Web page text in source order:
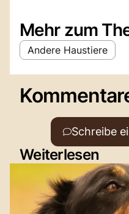
Mehr zum
Andere Haustiere
Schreibe
Weiterlesen